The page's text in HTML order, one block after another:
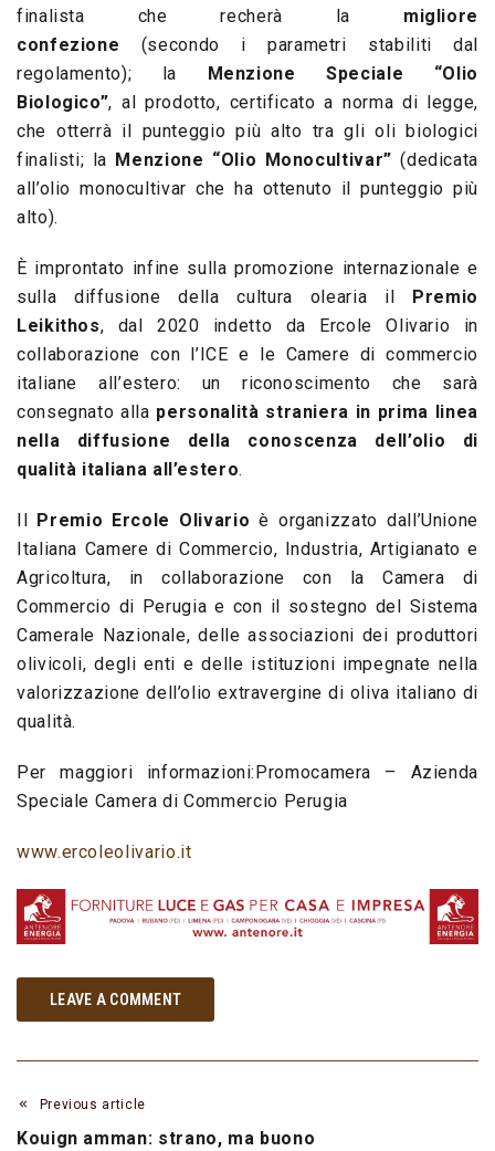
finalista che recherà la migliore
confezione (secondo i parametri stabiliti dal
regolamento); la
Menzione Speciale “Olio
Biologico”, al prodotto, certificato a norma di legge,
che otterrà il punteggio più alto tra gli oli biologici
finalisti; la Menzione “Olio Monocultivar” (dedicata
all’olio monocultivar che ha ottenuto il punteggio più
alto).
È improntato infine sulla promozione internazionale e
sulla diffusione della cultura olearia il
Premio
Leikithos, dal 2020 indetto da Ercole Olivario in
collaborazione con l’ICE e le Camere di commercio
italiane all’estero: un riconoscimento che sarà
consegnato alla personalità straniera in prima linea
nella diffusione della conoscenza dell’olio di
qualità italiana all’estero.
Premio Ercole Olivario è organizzato dall’Unione
Italiana Camere di Commercio, Industria, Artigianato e
Agricoltura, in collaborazione con la Camera di
Commercio di Perugia e con il sostegno del Sistema
Camerale Nazionale, delle associazioni dei produttori
olivicoli, degli enti e delle istituzioni impegnate nella
valorizzazione dell’olio extravergine di oliva italiano di
qualità.
Per maggiori informazioni:Promocamera – Azienda
Speciale Camera di Commercio Perugia
www.ercoleolivario.it
LEAVE A COMMENT
Previous article
Kouign amman: strano, ma buono